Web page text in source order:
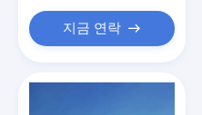
지금 연락